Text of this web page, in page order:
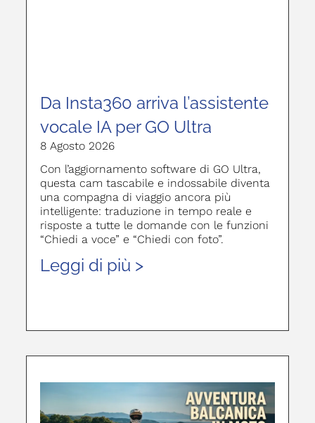
Da Insta360 arriva l’assistente
vocale IA per GO Ultra
8 Agosto 2026
Con l’aggiornamento software di GO Ultra,
questa cam tascabile e indossabile diventa
una compagna di viaggio ancora più
intelligente: traduzione in tempo reale e
risposte a tutte le domande con le funzioni
“Chiedi a voce” e “Chiedi con foto”.
Leggi di più >